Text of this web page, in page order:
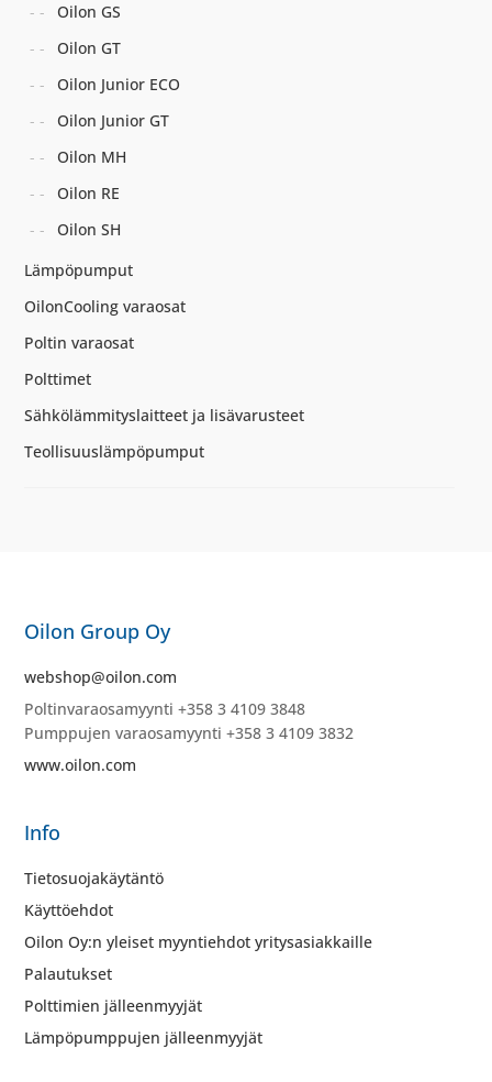
Oilon GS
Oilon GT
Oilon Junior ECO
Oilon Junior GT
Oilon MH
Oilon RE
Oilon SH
Lämpöpumput
OilonCooling varaosat
Poltin varaosat
Polttimet
Sähkölämmityslaitteet ja lisävarusteet
Teollisuuslämpöpumput
Oilon Group Oy
webshop@oilon.com
Poltinvaraosamyynti +358 3 4109 3848
Pumppujen varaosamyynti +358 3 4109 3832
www.oilon.com
Info
Tietosuojakäytäntö
Käyttöehdot
Oilon Oy:n yleiset myyntiehdot yritysasiakkaille
Palautukset
Polttimien jälleenmyyjät
Lämpöpumppujen jälleenmyyjät